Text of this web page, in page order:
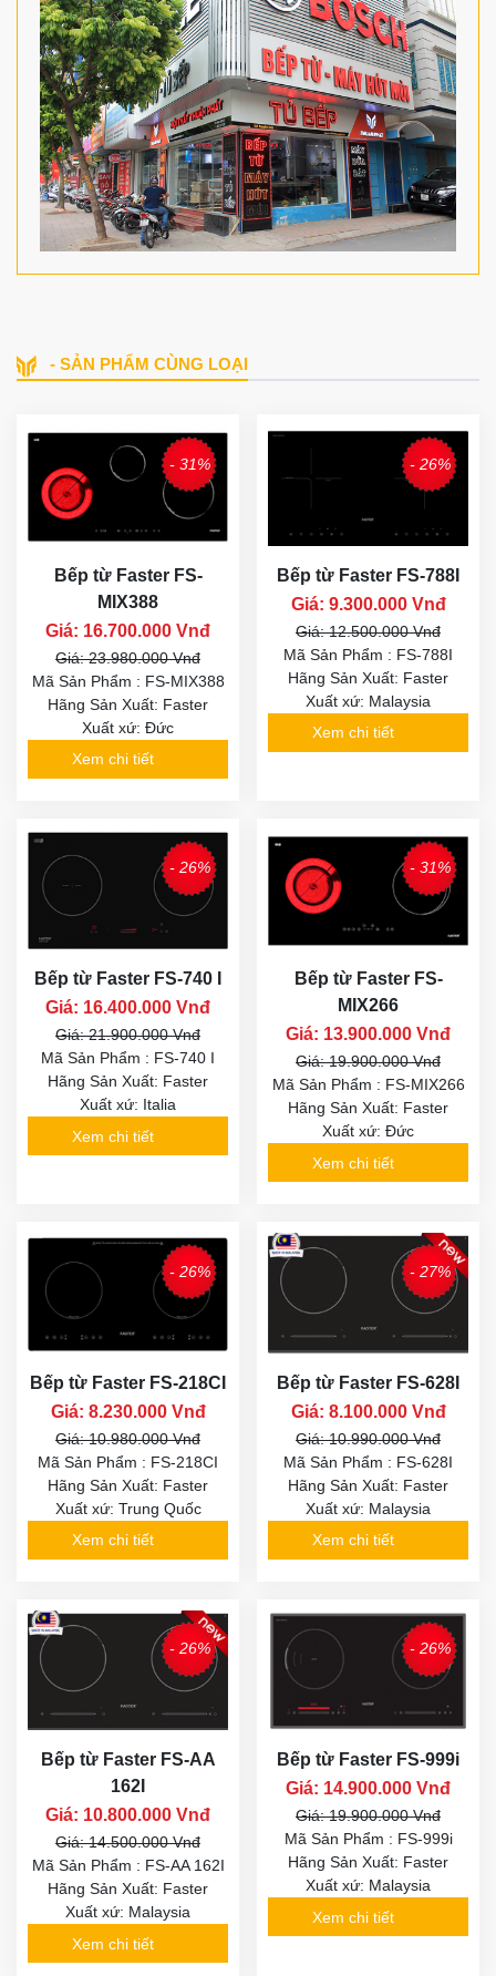
- SẢN PHẨM CÙNG LOẠI
- 31%
Bếp từ Faster FS-
MIX388
Giá: 16.700.000 Vnđ
Giá: 23.980.000 Vnđ
Mã Sản Phẩm : FS-MIX388
Hãng Sản Xuất: Faster
Xuất xứ: Đức
Xem chi tiết
- 26%
Bếp từ Faster FS-788I
Giá: 9.300.000 Vnđ
Giá: 12.500.000 Vnđ
Mã Sản Phẩm : FS-788I
Hãng Sản Xuất: Faster
Xuất xứ: Malaysia
Xem chi tiết
- 26%
Bếp từ Faster FS-740 I
Giá: 16.400.000 Vnđ
Giá: 21.900.000 Vnđ
Mã Sản Phẩm : FS-740 I
Hãng Sản Xuất: Faster
Xuất xứ: Italia
Xem chi tiết
- 31%
Bếp từ Faster FS-
MIX266
Giá: 13.900.000 Vnđ
Giá: 19.900.000 Vnđ
Mã Sản Phẩm : FS-MIX266
Hãng Sản Xuất: Faster
Xuất xứ: Đức
Xem chi tiết
- 26%
Bếp từ Faster FS-218CI
Giá: 8.230.000 Vnđ
Giá: 10.980.000 Vnđ
Mã Sản Phẩm : FS-218CI
Hãng Sản Xuất: Faster
Xuất xứ: Trung Quốc
Xem chi tiết
- 27%
Bếp từ Faster FS-628I
Giá: 8.100.000 Vnđ
Giá: 10.990.000 Vnđ
Mã Sản Phẩm : FS-628I
Hãng Sản Xuất: Faster
Xuất xứ: Malaysia
Xem chi tiết
- 26%
Bếp từ Faster FS-AA
162I
Giá: 10.800.000 Vnđ
Giá: 14.500.000 Vnđ
Mã Sản Phẩm : FS-AA 162I
Hãng Sản Xuất: Faster
Xuất xứ: Malaysia
Xem chi tiết
- 26%
Bếp từ Faster FS-999i
Giá: 14.900.000 Vnđ
Giá: 19.900.000 Vnđ
Mã Sản Phẩm : FS-999i
Hãng Sản Xuất: Faster
Xuất xứ: Malaysia
Xem chi tiết